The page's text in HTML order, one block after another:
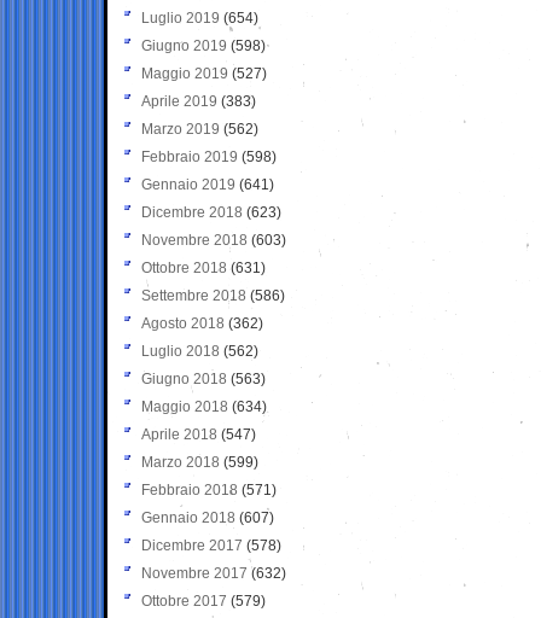
Luglio 2019 (654)
Giugno 2019 (598)
Maggio 2019 (527)
Aprile 2019 (383)
Marzo 2019 (562)
Febbraio 2019 (598)
Gennaio 2019 (641)
Dicembre 2018 (623)
Novembre 2018 (603)
Ottobre 2018 (631)
Settembre 2018 (586)
Agosto 2018 (362)
Luglio 2018 (562)
Giugno 2018 (563)
Maggio 2018 (634)
Aprile 2018 (547)
Marzo 2018 (599)
Febbraio 2018 (571)
Gennaio 2018 (607)
Dicembre 2017 (578)
Novembre 2017 (632)
Ottobre 2017 (579)